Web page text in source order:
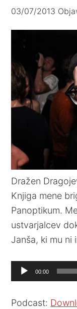
03/07/2013
Dražen
Knjiga mene
Panoptikum.
ustvarjalcev
Janša, ki mu ni
Audio
Player
00:00
Podcast: